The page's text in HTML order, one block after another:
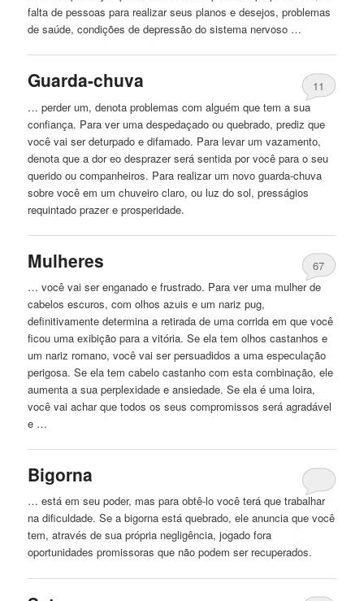
falta de pessoas para realizar seus planos e desejos, problemas
de saúde, condições de depressão do sistema nervoso …
Guarda-chuva
11
… perder um, denota problemas com alguém que tem a sua
confiança. Para ver uma despedaçado ouquebrado, prediz que
você vai ser deturpado e difamado. Para levar um vazamento,
denota que a dor eo desprazer será sentida por você para o seu
querido ou companheiros. Para realizar um novo guarda-chuva
sobre você em um chuveiro claro, ou luz do sol, presságios
requintado prazer e prosperidade.
Mulheres
67
… você vai ser enganado e frustrado. Para ver uma mulher de
cabelos escuros, com olhos azuis e um nariz pug,
definitivamente determina a retirada de uma corrida em que você
ficou uma exibição para a vitória. Se ela tem olhos castanhos e
um nariz romano, você vai ser persuadidos a uma especulação
perigosa. Se ela tem cabelo castanho com esta combinação, ele
aumenta a sua perplexidade e ansiedade. Se ela é uma loira,
você vai achar que todos os seus compromissos será agradável
e …
Bigorna
… está em seu poder, mas para obtê-lo você terá que trabalhar
na dificuldade. Se a bigorna estáquebrado, ele anuncia que você
tem, através de sua própria negligência, jogado fora
oportunidades promissoras que não podem ser recuperados.